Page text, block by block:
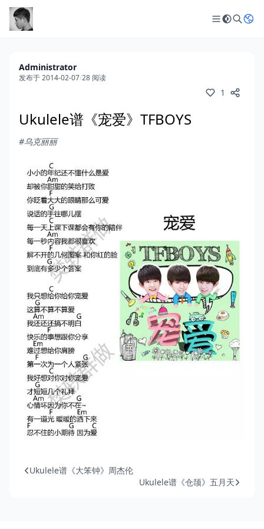
Administrator
发布于 2014-02-07/28 阅读
1
Ukulele谱《宠爱》TFBOYS
#乌克丽丽
Ukulele谱《大笨钟》周杰伦
Ukulele谱《仓颉》五月天